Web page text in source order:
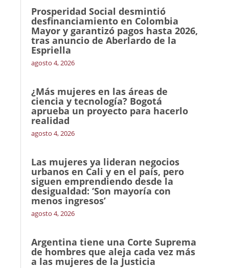
Prosperidad Social desmintió
desfinanciamiento en Colombia
Mayor y garantizó pagos hasta 2026,
tras anuncio de Aberlardo de la
Espriella
agosto 4, 2026
¿Más mujeres en las áreas de
ciencia y tecnología? Bogotá
aprueba un proyecto para hacerlo
realidad
agosto 4, 2026
Las mujeres ya lideran negocios
urbanos en Cali y en el país, pero
siguen emprendiendo desde la
desigualdad: ‘Son mayoría con
menos ingresos’
agosto 4, 2026
Argentina tiene una Corte Suprema
de hombres que aleja cada vez más
a las mujeres de la Justicia